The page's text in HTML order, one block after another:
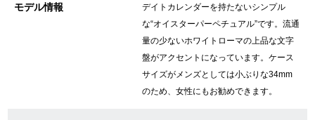
GINZA RASINの中古腕時計について
モデル情報
デイトカレンダーを持たないシンプル
な“オイスターパーペチュアル”です。流通
量の少ないホワイトローマの上品な文字
盤がアクセントになっています。ケース
サイズがメンズとしては小ぶりな34mm
のため、女性にもお勧めできます。